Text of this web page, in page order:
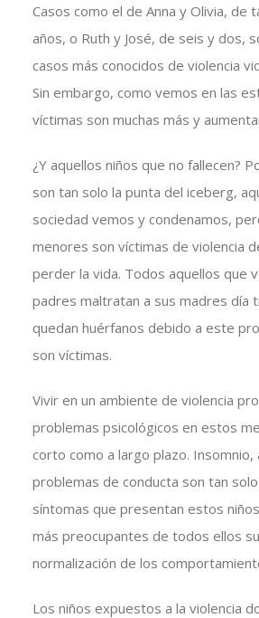
Casos como el de Anna y Olivia, de
años, o Ruth y José, de seis y dos,
casos más conocidos de violencia
Sin embargo, como vemos en las
víctimas son muchas más y
¿Y aquellos niños que no fallecen?
son tan solo la punta del iceberg,
sociedad vemos y condenamos,
menores son víctimas de violencia
perder la vida. Todos aquellos que
padres maltratan a sus madres día
quedan huérfanos debido a este
son víctimas.
Vivir en un ambiente de violencia
problemas psicológicos en estos
corto como a largo plazo. Insomnio,
problemas de conducta son tan
síntomas que presentan estos
más preocupantes de todos ellos
normalización de los
Los niños expuestos a la violencia